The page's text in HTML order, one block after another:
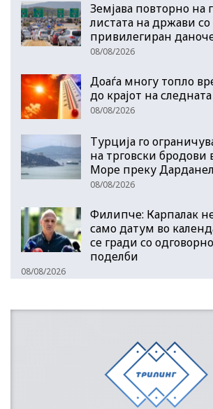
Земјава повторно на
листата на држави со
привилегиран
08/08/2026
Доаѓа многу топло
до крајот на
08/08/2026
Турција го
на трговски бродови
Море преку
08/08/2026
Филипче: Карпалак
само датум во
се гради со
поделби
08/08/2026